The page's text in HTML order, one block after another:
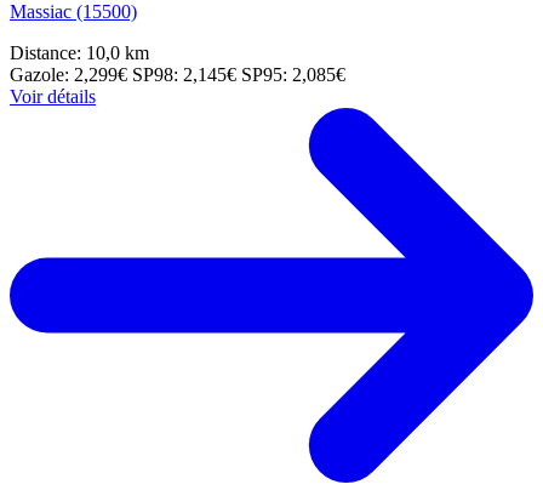
Massiac (15500)
Distance: 10,0 km
Gazole: 2,299€ SP98: 2,145€ SP95: 2,085€
Voir détails